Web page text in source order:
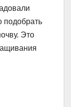
подобрать
Это